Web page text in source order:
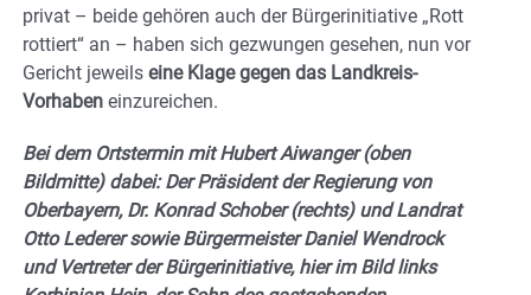
privat – beide gehören auch der Bürgerinitiative „Rott
rottiert“ an – haben sich gezwungen gesehen, nun vor
Gericht jeweils eine Klage gegen das Landkreis-
Vorhaben einzureichen.
Bei dem Ortstermin mit Hubert Aiwanger (oben
Bildmitte) dabei: Der Präsident der Regierung von
Oberbayern, Dr. Konrad Schober (rechts) und Landrat
Otto Lederer sowie Bürgermeister Daniel Wendrock
und Vertreter der Bürgerinitiative, hier im Bild links